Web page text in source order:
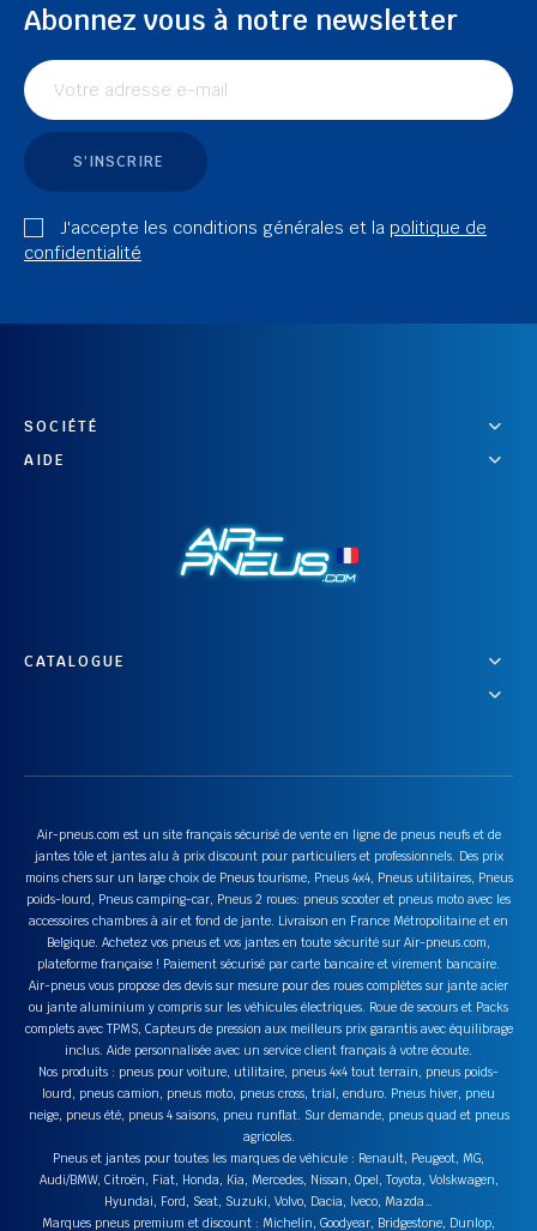
Abonnez vous à notre newsletter
S'INSCRIRE
J'accepte les conditions générales et la politique de
confidentialité
SOCIÉTÉ
AIDE
CATALOGUE
Air-pneus.com est un site français sécurisé de vente en ligne de pneus neufs et de
jantes tôle et jantes alu à prix discount pour particuliers et professionnels. Des prix
moins chers sur un large choix de Pneus tourisme, Pneus 4x4, Pneus utilitaires, Pneus
poids-lourd, Pneus camping-car, Pneus 2 roues: pneus scooter et pneus moto avec les
accessoires chambres à air et fond de jante. Livraison en France Métropolitaine et en
Belgique. Achetez vos pneus et vos jantes en toute sécurité sur Air-pneus.com,
plateforme française ! Paiement sécurisé par carte bancaire et virement bancaire.
Air-pneus vous propose des devis sur mesure pour des roues complètes sur jante acier
ou jante aluminium y compris sur les véhicules électriques. Roue de secours et Packs
complets avec TPMS, Capteurs de pression aux meilleurs prix garantis avec équilibrage
inclus. Aide personnalisée avec un service client français à votre écoute.
Nos produits : pneus pour voiture, utilitaire, pneus 4x4 tout terrain, pneus poids-
lourd, pneus camion, pneus moto, pneus cross, trial, enduro. Pneus hiver, pneu
neige, pneus été, pneus 4 saisons, pneu runflat. Sur demande, pneus quad et pneus
agricoles.
Pneus et jantes pour toutes les marques de véhicule : Renault, Peugeot, MG,
Audi/BMW, Citroën, Fiat, Honda, Kia, Mercedes, Nissan, Opel, Toyota, Volskwagen,
Hyundai, Ford, Seat, Suzuki, Volvo, Dacia, Iveco, Mazda…
Marques pneus premium et discount : Michelin, Goodyear, Bridgestone, Dunlop,